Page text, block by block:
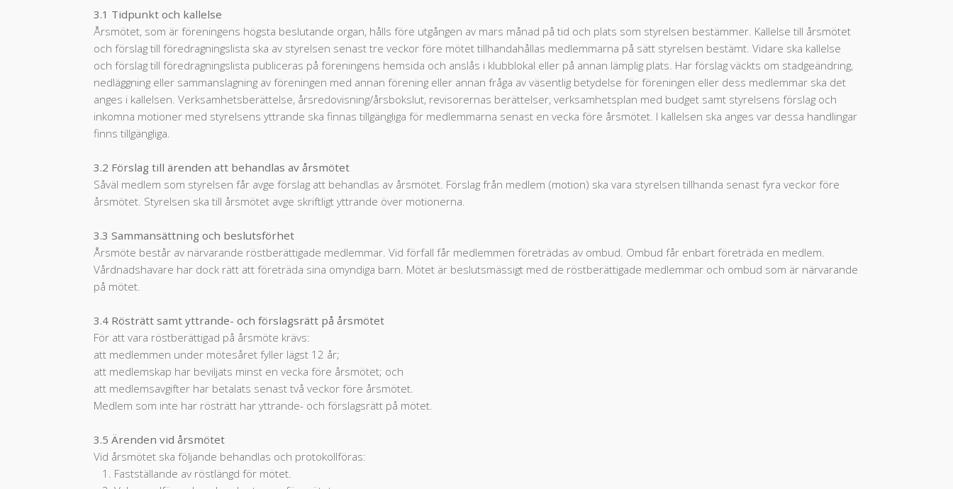
3.1 Tidpunkt och kallelse
Årsmötet, som är föreningens högsta beslutande organ, hålls före utgången av mars månad på tid och plats som styrelsen bestämmer. Kallelse till årsmötet
och förslag till föredragningslista ska av styrelsen senast tre veckor före mötet tillhandahållas medlemmarna på sätt styrelsen bestämt. Vidare ska kallelse
och förslag till föredragningslista publiceras på föreningens hemsida och anslås i klubblokal eller på annan lämplig plats. Har förslag väckts om stadgeändring,
nedläggning eller sammanslagning av föreningen med annan förening eller annan fråga av väsentlig betydelse för föreningen eller dess medlemmar ska det
anges i kallelsen. Verksamhetsberättelse, årsredovisning/årsbokslut, revisorernas berättelser, verksamhetsplan med budget samt styrelsens förslag och
inkomna motioner med styrelsens yttrande ska finnas tillgängliga för medlemmarna senast en vecka före årsmötet. I kallelsen ska anges var dessa handlingar
finns tillgängliga.
3.2 Förslag till ärenden att behandlas av årsmötet
Såväl medlem som styrelsen får avge förslag att behandlas av årsmötet. Förslag från medlem (motion) ska vara styrelsen tillhanda senast fyra veckor före
årsmötet. Styrelsen ska till årsmötet avge skriftligt yttrande över motionerna.
3.3 Sammansättning och beslutsförhet
Årsmöte består av närvarande röstberättigade medlemmar. Vid förfall får medlemmen företrädas av ombud. Ombud får enbart företräda en medlem.
Vårdnadshavare har dock rätt att företräda sina omyndiga barn. Mötet är beslutsmässigt med de röstberättigade medlemmar och ombud som är närvarande
på mötet.
3.4 Rösträtt samt yttrande- och förslagsrätt på årsmötet
För att vara röstberättigad på årsmöte krävs:
att medlemmen under mötesåret fyller lägst 12 år;
att medlemskap har beviljats minst en vecka före årsmötet; och
att medlemsavgifter har betalats senast två veckor före årsmötet.
Medlem som inte har rösträtt har yttrande- och förslagsrätt på mötet.
3.5 Ärenden vid årsmötet
Vid årsmötet ska följande behandlas och protokollföras:
1. Fastställande av röstlängd för mötet.